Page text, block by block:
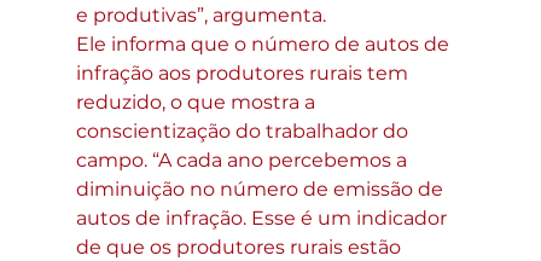
e produtivas”, argumenta.
Ele informa que o número de autos de
infração aos produtores rurais tem
reduzido, o que mostra a
conscientização do trabalhador do
campo. “A cada ano percebemos a
diminuição no número de emissão de
autos de infração. Esse é um indicador
de que os produtores rurais estão